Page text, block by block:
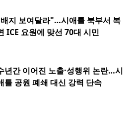
지 보여달라"…시애틀 북부서 복
ICE 요원에 맞선 70대 시민
년간 이어진 노출·성행위 논란…시
틀 공원 폐쇄 대신 강력 단속